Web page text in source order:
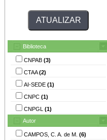
Biblioteca
CNPAB (3)
CTAA(2)
AI-SEDE (1)
CNPC (1)
CNPGL (1)
Autor
CAMPOS, C. A. de M. (6)